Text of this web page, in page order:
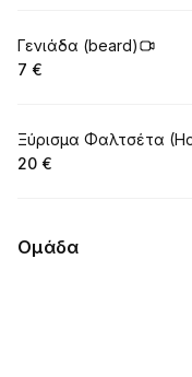
Κράτηση
Γενιάδα (beard)
. Τιμή
7 €
Κράτηση
Ξύρισμα Φαλτσέτα
.Τιμή
20 €
Ομάδα